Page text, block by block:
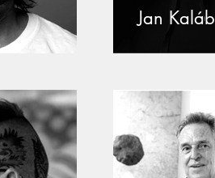
Jan Kaláb